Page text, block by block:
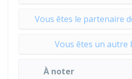
Vous êtes le partenaire
Vous êtes un autre
À noter